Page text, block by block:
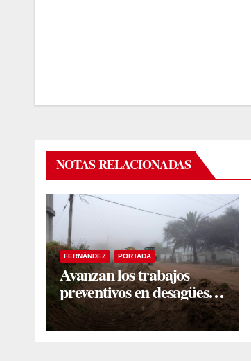
NOTAS RELACIONADAS
FERNÁNDEZ PORTADA
Avanzan los trabajos
preventivos en desagües
pluviales para mitigar el
impacto de la temporada